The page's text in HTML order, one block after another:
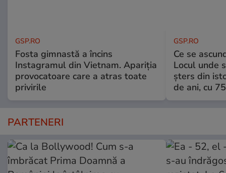
GSP.RO
Fosta gimnastă a încins
Instagramul din Vietnam. Apariția
provocatoare care a atras toate
privirile
GSP.RO
Ce se
Locul unde
șters din
de ani, cu
PARTENERI